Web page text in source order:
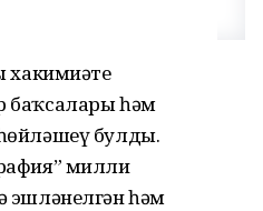
хакимиәте
баҡсалары һәм
булды.
милли
эшләнелгән һәм